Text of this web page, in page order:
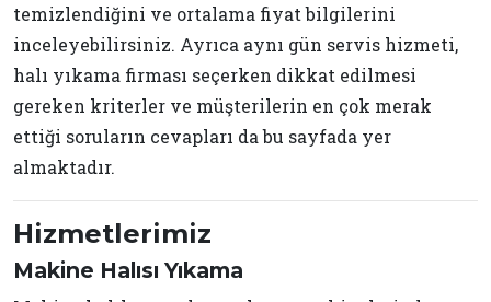
temizlendiğini ve ortalama fiyat bilgilerini
inceleyebilirsiniz. Ayrıca aynı gün servis hizmeti,
halı yıkama firması seçerken dikkat edilmesi
gereken kriterler ve müşterilerin en çok merak
ettiği soruların cevapları da bu sayfada yer
almaktadır.
Hizmetlerimiz
Makine Halısı Yıkama